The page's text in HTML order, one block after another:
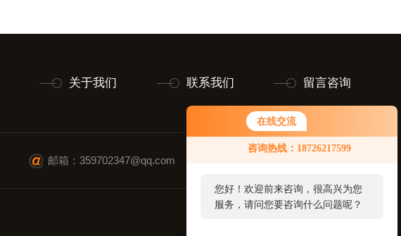
在线交流
咨询热线：18726217599
您好！欢迎前来咨询，很高兴为您
服务，请问您要咨询什么问题呢？
关于我们 联系我们 留言咨询
邮箱：359702347@qq.com